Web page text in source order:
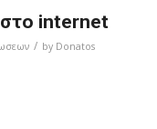
internet
/ by Donatos